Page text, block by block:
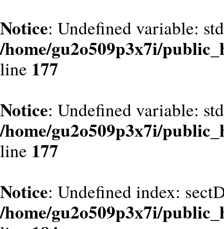
Notice: Undefined variable:
/home/gu2o509p3x7i/
line 177
Notice: Undefined variable:
/home/gu2o509p3x7i/
line 177
Notice: Undefined index:
/home/gu2o509p3x7i/